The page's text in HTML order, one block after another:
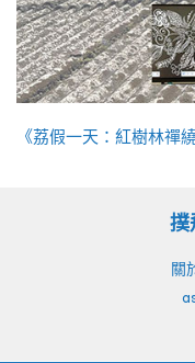
《荔假一天：紅樹林禪
撲
關